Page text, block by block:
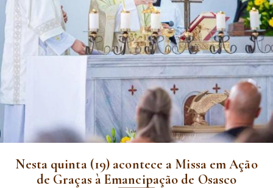
Nesta quinta (19) acontece a Missa em Ação
de Graças à Emancipação de Osasco